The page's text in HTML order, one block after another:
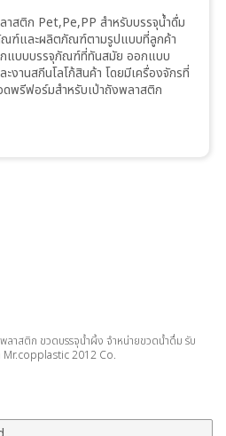
สติก Pet,Pe,PP สำหรับบรรจุน้ำดื่ม
ณฑ์และผลิตภัณฑ์ตามรูปแบบที่ลูกค้า
แบบบรรจุภัณฑ์ที่ทันสมัย ออกแบบ
งานสกีนโลโก้สินค้า โดยมีเครื่องจักรที่
พรีฟอร์มสำหรับเป่าถังพลาสติก
ลาสติก ขวดบรรจุน้ำผึ้ง จำหน่ายขวดน้ำดื่ม รับ
2012 Co.